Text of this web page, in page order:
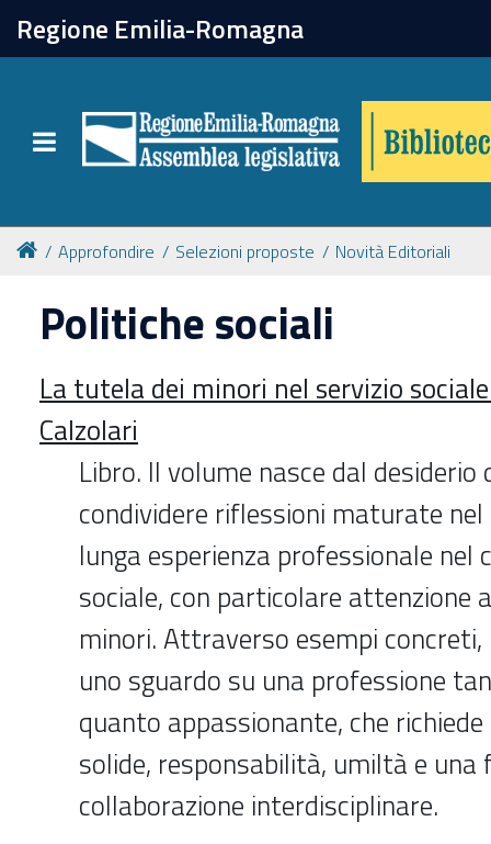
Regione Emilia-Romagna
Toggle navigation
chiudi
Catalogo online
Collezioni
Per approfondire
Appuntamenti
Prenotazione spazi
Approfondire Selezioni proposte Novità Editoriali
Politiche sociali
La tutela dei minori nel servizio
Calzolari
Libro. Il volume nasce dal desiderio
condividere riflessioni maturate
lunga esperienza professionale nel
sociale, con particolare attenzione
minori. Attraverso esempi
uno sguardo su una professione
quanto appassionante, che
solide, responsabilità, umiltà e
collaborazione interdisciplinare.